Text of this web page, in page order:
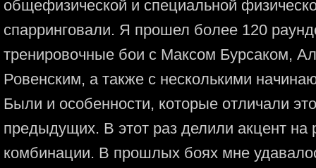
общефизической и специальной
спарринговали. Я прошел более 120
тренировочные бои с Максом Бурсаком,
Ровенским, а также с несколькими
Были и особенности, которые отличали
предыдущих. В этот раз делили акцент на
комбинации. В прошлых боях мне